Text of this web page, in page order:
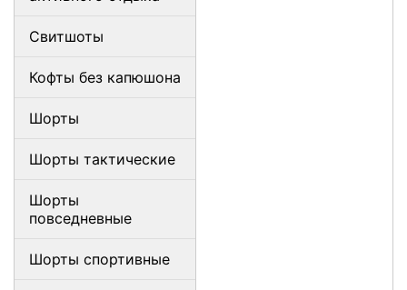
Свитшоты
Кофты без капюшона
Шорты
Шорты тактические
Шорты
повседневные
Шорты спортивные